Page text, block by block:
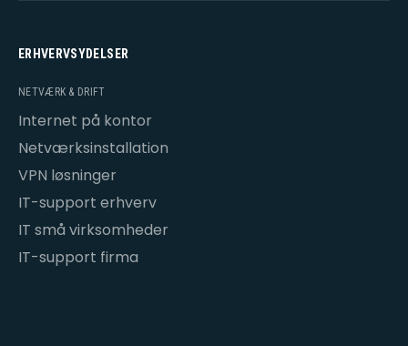
ERHVERVSYDELSER
NETVÆRK & DRIFT
Internet på kontor
Netværksinstallation
VPN løsninger
IT-support erhverv
IT små virksomheder
IT-support firma